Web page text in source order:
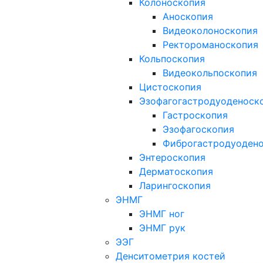
Колоноскопия
Аноскопия
Видеоколоноскопия
Ректороманоскопия
Кольпоскопия
Видеокольпоскопия
Цистоскопия
Гастроскопия
Эзофагоскопия
Энтероскопия
Дерматоскопия
Ларингоскопия
ЭНМГ
ЭНМГ ног
ЭНМГ рук
ЭЭГ
Денситометрия костей